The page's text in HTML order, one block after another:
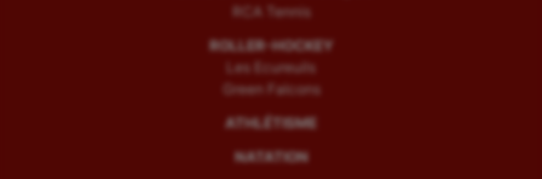
RCA Tennis
ROLLER-HOCKEY
Les Ecureuils
Green Falcons
ATHLÉTISME
NATATION